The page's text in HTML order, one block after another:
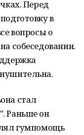
Перед
в
вопросы о
собеседовании.
стал
Раньше он
гумпомощь